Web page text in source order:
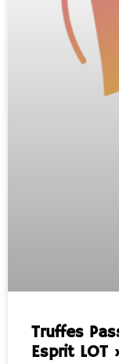
Truffes
Esprit LOT